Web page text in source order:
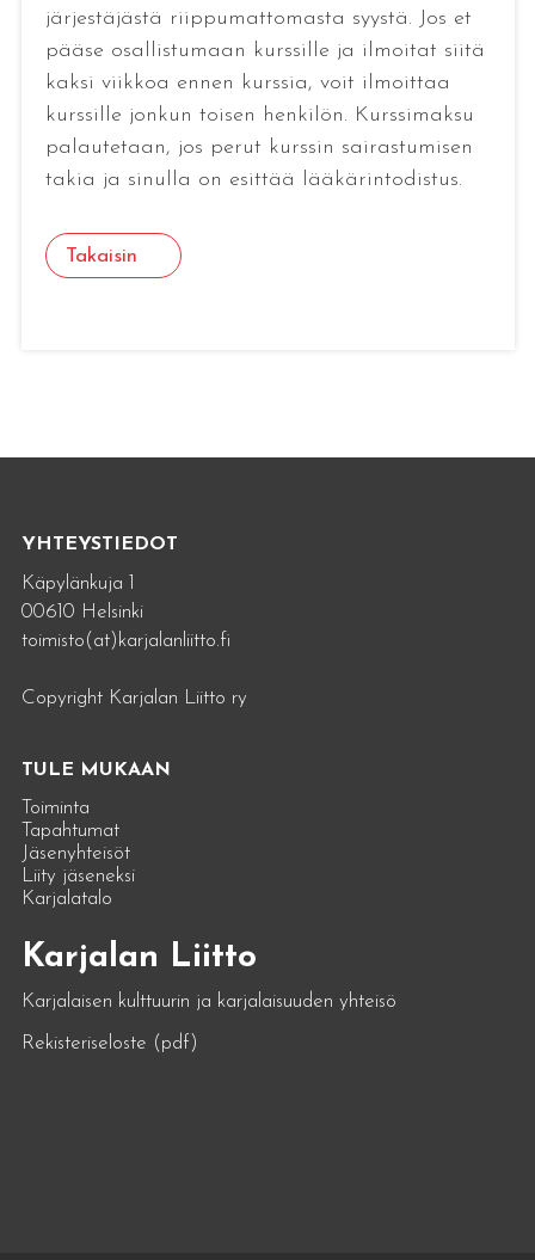
järjestäjästä riippumattomasta syystä. Jos et
pääse osallistumaan kurssille ja ilmoitat siitä
kaksi viikkoa ennen kurssia, voit ilmoittaa
kurssille jonkun toisen henkilön. Kurssimaksu
palautetaan, jos perut kurssin sairastumisen
takia ja sinulla on esittää lääkärintodistus.
Takaisin
YHTEYSTIEDOT
Käpylänkuja 1
00610 Helsinki
toimisto(at)karjalanliitto.fi
Copyright Karjalan Liitto ry
TULE MUKAAN
Toiminta
Tapahtumat
Jäsenyhteisöt
Liity jäseneksi
Karjalatalo
Karjalan Liitto
Karjalaisen kulttuurin ja karjalaisuuden yhteisö
Rekisteriseloste (pdf)